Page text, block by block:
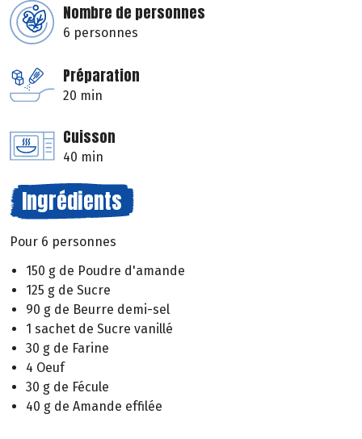
Nombre de personnes
6 personnes
Préparation
20 min
Cuisson
40 min
Ingrédients
Pour 6 personnes
150 g de Poudre d'amande
125 g de Sucre
90 g de Beurre demi-sel
1 sachet de Sucre vanillé
30 g de Farine
4 Oeuf
30 g de Fécule
40 g de Amande effilée